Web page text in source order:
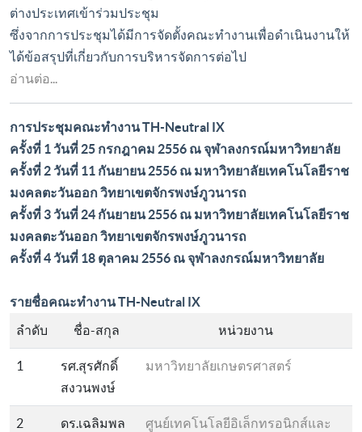
ต่างประเทศเข้าร่วมประชุม
ซึ่งจากการประชุมได้มีการจัดตั้งคณะทำงานเพื่อดำเนินงานให้
ได้ข้อสรุปที่เกี่ยวกับการบริหารจัดการต่อไป
อ่านต่อ...
การประชุมคณะทำงาน TH-Neutral IX
ครั้งที่ 1 วันที่ 25 กรกฎาคม 2556 ณ จุฬาลงกรณ์มหาวิทยาลัย
ครั้งที่ 2 วันที่ 11 กันยายน 2556 ณ มหาวิทยาลัยเทคโนโลยีราช
มงคลตะวันออก วิทยาเขตจักรพงษ์ภูวนารถ
ครั้งที่ 3 วันที่ 24 กันยายน 2556 ณ มหาวิทยาลัยเทคโนโลยีราช
มงคลตะวันออก วิทยาเขตจักรพงษ์ภูวนารถ
ครั้งที่ 4 วันที่ 18 ตุลาคม 2556 ณ จุฬาลงกรณ์มหาวิทยาลัย
รายชื่อคณะทำงาน TH-Neutral IX
ลำดับ
ชื่อ-สกุล หน่วยงาน
1
รศ.สุรศักดิ์
สงวนพงษ์
มหาวิทยาลัยเกษตรศาสตร์
2
ดร.เฉลิมพล
ศูนย์เทคโนโลยีอิเล็กทรอนิกส์และ